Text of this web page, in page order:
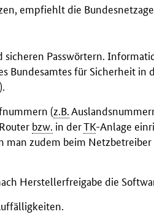
empfiehlt die
Passwörtern.
Bundesamtes für Sicherheit in
).
(z.B.
bzw. in derTK-Anlage
zudem beim
Herstellerfreigabe die